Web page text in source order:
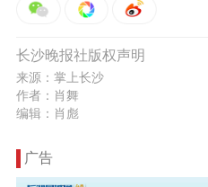
长沙晚报社版权声明
来源：掌上长沙
作者：肖舞
编辑：肖彪
广告